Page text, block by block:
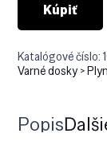
Kúpiť
Katalógové číslo:
Varné dosky >
Popis